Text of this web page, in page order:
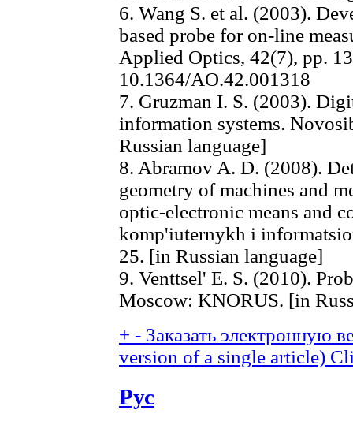
6. Wang S. et al. (2003).
based probe for on-line
Applied Optics, 42(7), pp.
10.1364/AO.42.001318
7. Gruzman I. S. (2003).
information systems.
Russian language]
8. Abramov A. D. (2008).
geometry of machines and
optic-electronic means and
komp'iuternykh i
25. [in Russian language]
9. Venttsel' E. S. (2010).
Moscow: KNORUS. [in
+ - Заказать электронную
version of a single article)
Рус